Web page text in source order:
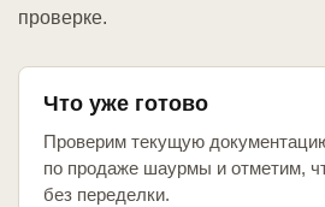
проверке.
Что уже готово
Проверим текущую
по продаже шаурмы и отметим,
без переделки.